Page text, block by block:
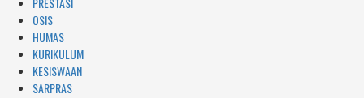
OSIS
HUMAS
KURIKULUM
KESISWAAN
SARPRAS